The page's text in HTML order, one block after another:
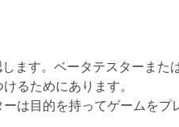
ます。ベータテスターまた
るためにあります。
は目的を持ってゲームをプ